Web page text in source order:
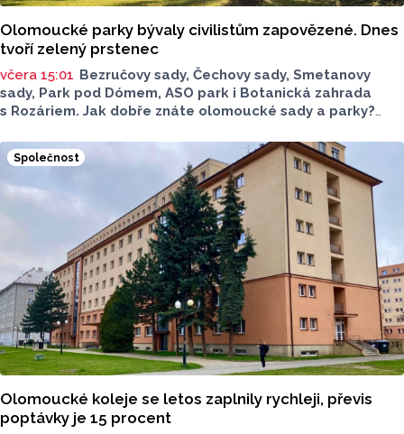
Olomoucké parky bývaly civilistům zapovězené. Dnes
tvoří zelený prstenec
včera 15:01 Bezručovy sady, Čechovy sady, Smetanovy
sady, Park pod Dómem, ASO park i Botanická zahrada
s Rozáriem. Jak dobře znáte olomoucké sady a parky?
které v nich jsou. Vždy tomu tak ale nebylo.
Společnost
Olomoucké koleje se letos zaplnily rychleji, převis
poptávky je 15 procent